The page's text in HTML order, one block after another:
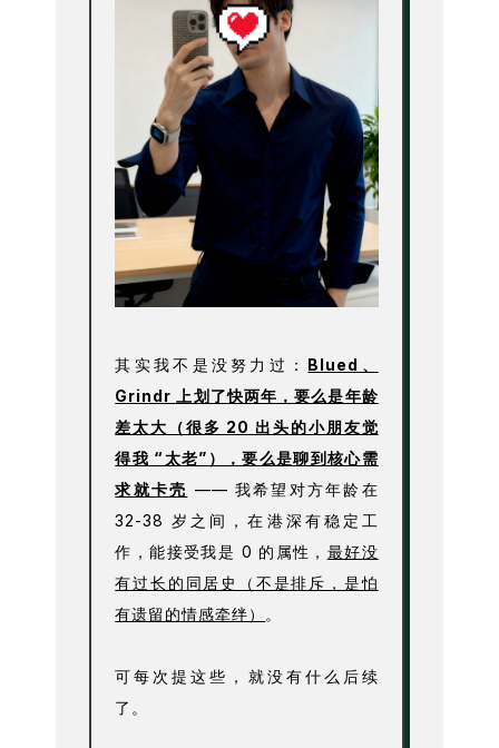
其实我不是没努力过： Blued、
Grindr 上划了快两年，要么是年龄
差太大（很多 20 出头的小朋友觉
得我 “太老”），要么是聊到核心需
求就卡壳 —— 我希望对方年龄在
32-38 岁之间，在港深有稳定工
作，能接受我是 0 的属性， 最好没
有过长的同居史（不是排斥，是怕
有遗留的情感牵绊） 。
可每次提这些，就没有什么后续
了。